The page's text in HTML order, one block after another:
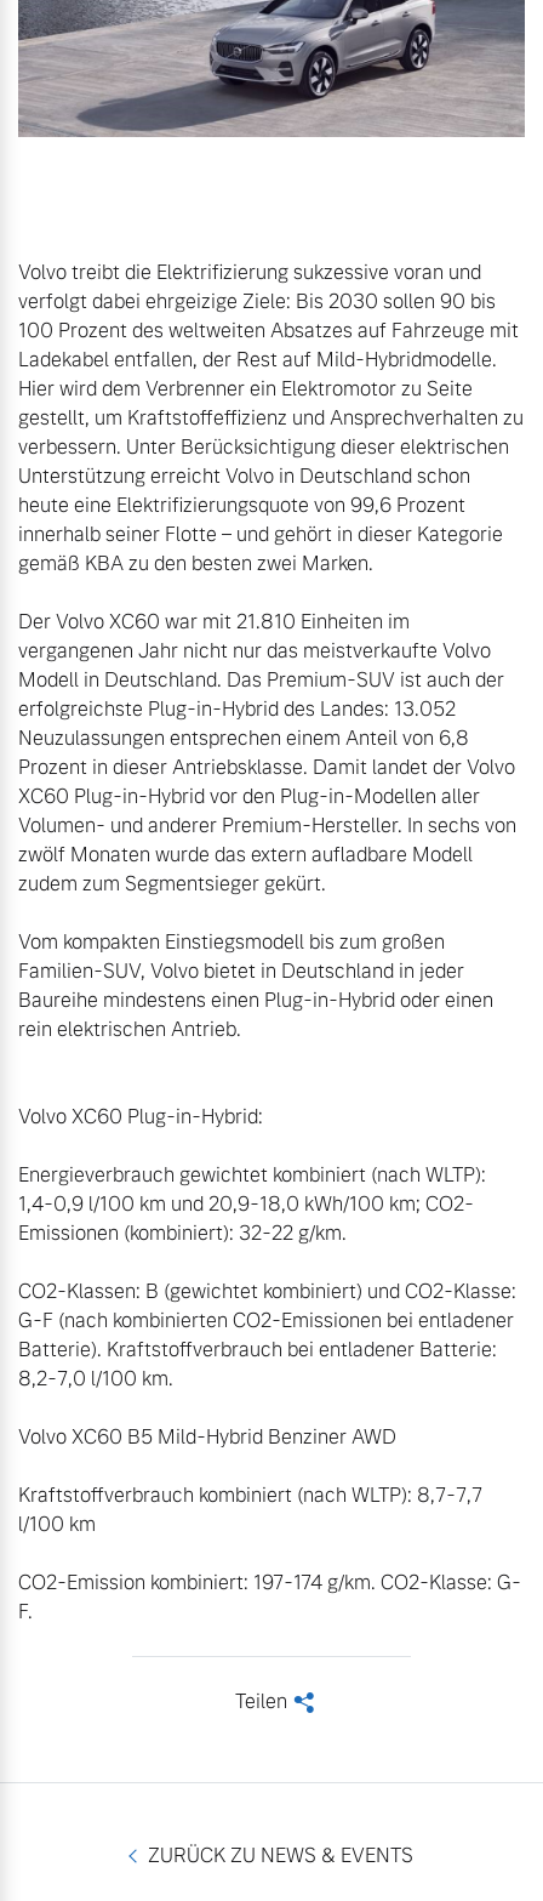
Service by Volvo
Volvo treibt die Elektrifizierung sukzessive voran und
verfolgt dabei ehrgeizige Ziele: Bis 2030 sollen 90 bis
100 Prozent des weltweiten Absatzes auf Fahrzeuge mit
Ladekabel entfallen, der Rest auf Mild-Hybridmodelle.
Hier wird dem Verbrenner ein Elektromotor zu Seite
gestellt, um Kraftstoffeffizienz und Ansprechverhalten zu
verbessern. Unter Berücksichtigung dieser elektrischen
Unterstützung erreicht Volvo in Deutschland schon
heute eine Elektrifizierungsquote von 99,6 Prozent
innerhalb seiner Flotte – und gehört in dieser Kategorie
gemäß KBA zu den besten zwei Marken.
Der Volvo XC60 war mit 21.810 Einheiten im
vergangenen Jahr nicht nur das meistverkaufte Volvo
Modell in Deutschland. Das Premium-SUV ist auch der
erfolgreichste Plug-in-Hybrid des Landes: 13.052
Neuzulassungen entsprechen einem Anteil von 6,8
Prozent in dieser Antriebsklasse. Damit landet der Volvo
XC60 Plug-in-Hybrid vor den Plug-in-Modellen aller
Volumen- und anderer Premium-Hersteller. In sechs von
zwölf Monaten wurde das extern aufladbare Modell
zudem zum Segmentsieger gekürt.
Vom kompakten Einstiegsmodell bis zum großen
Familien-SUV, Volvo bietet in Deutschland in jeder
Baureihe mindestens einen Plug-in-Hybrid oder einen
rein elektrischen Antrieb.
Volvo XC60 Plug-in-Hybrid:
Energieverbrauch gewichtet kombiniert (nach WLTP):
1,4-0,9 l/100 km und 20,9-18,0 kWh/100 km; CO2-
Emissionen (kombiniert): 32-22 g/km.
CO2-Klassen: B (gewichtet kombiniert) und CO2-Klasse:
G-F (nach kombinierten CO2-Emissionen bei entladener
Batterie). Kraftstoffverbrauch bei entladener Batterie:
8,2-7,0 l/100 km.
Volvo XC60 B5 Mild-Hybrid Benziner AWD
Kraftstoffverbrauch kombiniert (nach WLTP): 8,7-7,7
l/100 km
CO2-Emission kombiniert: 197-174 g/km. CO2-Klasse: G-
F.
Teilen <
ZURÜCK ZU NEWS & EVENTS